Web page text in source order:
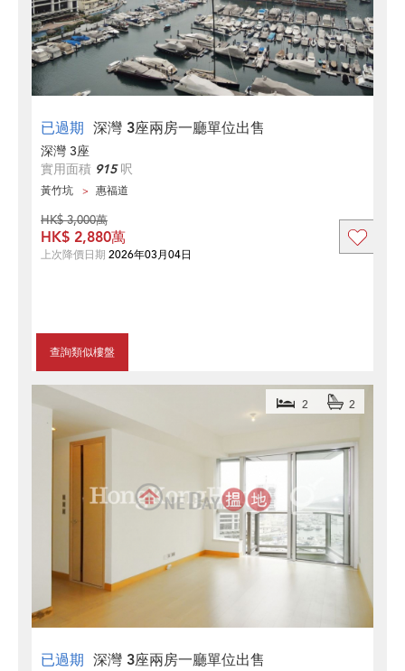
已過期 深灣 3座兩房一廳單位出售
深灣 3座
實用面積 915呎
黃竹坑 惠福道
查詢類似樓盤
HK$ 3,000萬
HK$ 2,880萬
上次降價日期 2026年03月04日
已過期 深灣 3座兩房一廳單位出售
2 2